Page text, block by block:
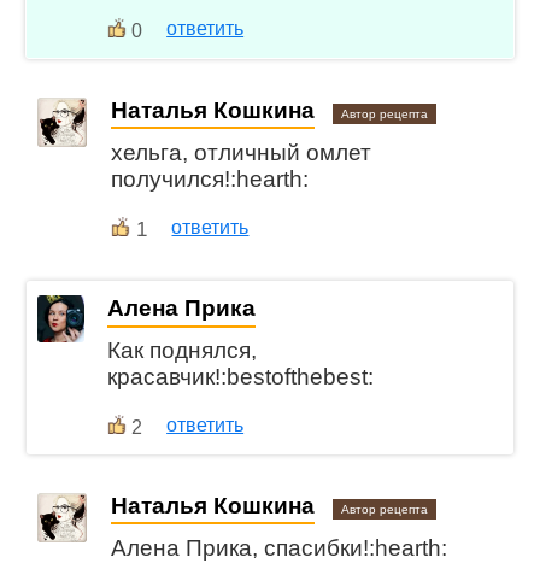
0 ответить
Наталья Кошкина Автор рецепта
хельга, отличный омлет
получился!:hearth:
1 ответить
Алена Прика
Как поднялся,
красавчик!:bestofthebest:
2 ответить
Наталья Кошкина Автор рецепта
Алена Прика, спасибки!:hearth: